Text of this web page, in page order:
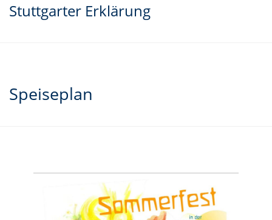
Stuttgarter Erklärung
Speiseplan